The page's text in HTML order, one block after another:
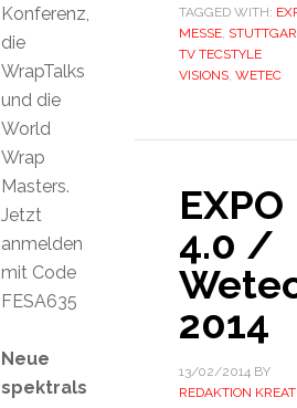
TAGGED WITH:
MESSE,
TV TECSTYLE
VISIONS, WETEC
EXPO
4.0 /
2014
13/02/2014BY
REDAKTION
Konferenz,
die
WrapTalks
und die
World
Wrap
Masters.
Jetzt
anmelden
mit Code
FESA635
Neue
spektrals